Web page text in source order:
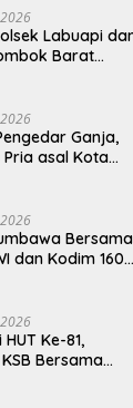
Labuapi
Barat
Ganja,
Pria asal Kota
Bersama
dan Kodim 1607
Ke-81,
Bersama